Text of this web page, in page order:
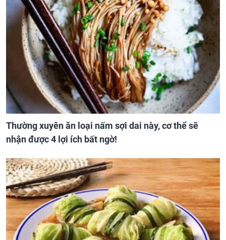
Thường xuyên ăn loại nấm sợi dai này, cơ thể sẽ
nhận được 4 lợi ích bất ngờ!